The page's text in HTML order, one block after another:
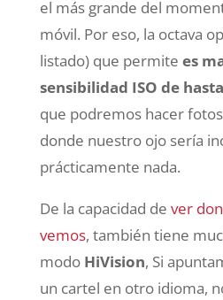
el más grande del
móvil. Por eso, la octava
listado) que permite es
sensibilidad ISO de
que podremos hacer
donde nuestro ojo sería
prácticamente nada.
De la capacidad de ver
vemos, también tiene
modo HiVision, Si
un cartel en otro idioma,